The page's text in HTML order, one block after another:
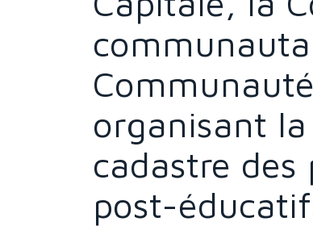
organisant
cadastre
post-